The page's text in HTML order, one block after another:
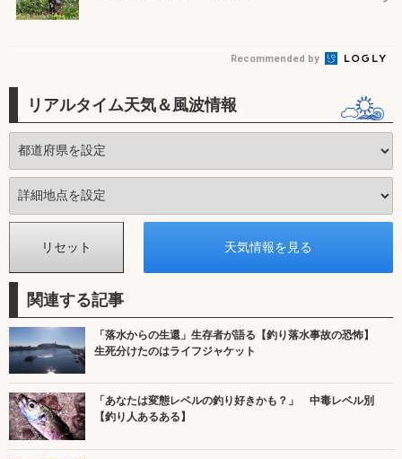
Recommended by
リアルタイム天気＆風波情報
関連する記事
「落水からの生還」生存者が語る【釣り落水事故の恐怖】
生死分けたのはライフジャケット
「あなたは変態レベルの釣り好きかも？」 中毒レベル別
【釣り人あるある】